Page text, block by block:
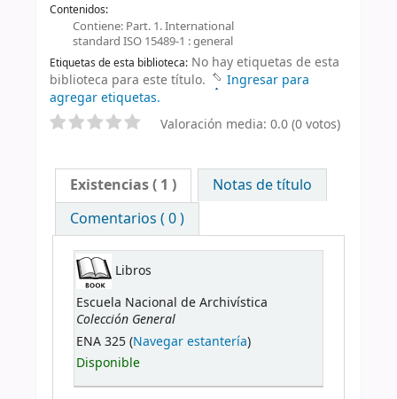
Contenidos:
Contiene: Part. 1. International
standard ISO 15489-1 : general
Etiquetas de esta biblioteca: No hay etiquetas de esta
biblioteca para este título.
Ingresar para
agregar etiquetas.
Valoración media: 0.0 (0 votos)
Existencias( 1 )
Notas de título
Comentarios ( 0 )
Libros
Escuela Nacional de Archivística
Colección General
ENA 325 (Navegar estantería)
Disponible